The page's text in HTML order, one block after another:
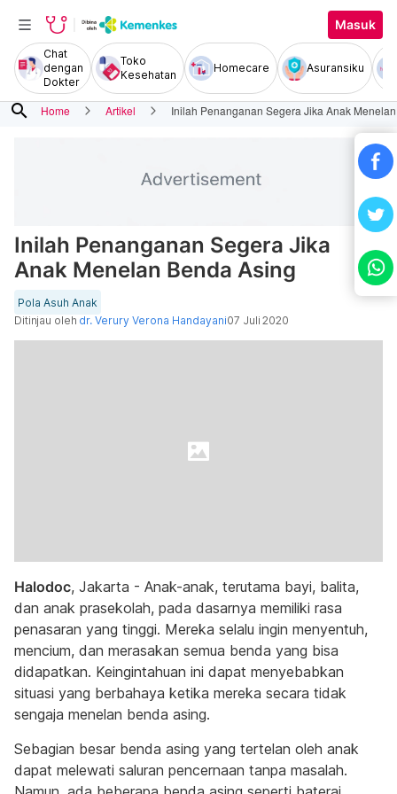
Masuk
Chat
dengan
Dokter
Toko
Kesehatan
Homecare Asuransiku
search Home Artikel Inilah Penanganan Segera Jika Anak
Inilah Penanganan Segera Jika
Anak Menelan Benda Asing
Pola Asuh Anak
Ditinjau oleh dr. Verury Verona Handayani07 Juli 2020
Halodoc, Jakarta - Anak-anak, terutama bayi, balita,
dan anak prasekolah, pada dasarnya memiliki rasa
penasaran yang tinggi. Mereka selalu ingin menyentuh,
mencium, dan merasakan semua benda yang bisa
didapatkan. Keingintahuan ini dapat menyebabkan
situasi yang berbahaya ketika mereka secara tidak
sengaja menelan benda asing.
Sebagian besar benda asing yang tertelan oleh anak
dapat melewati saluran pencernaan tanpa masalah.